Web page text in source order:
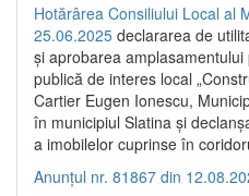
Hotărârea Consiliului Local al
25.06.2025 declararea de
și aprobarea
publică de interes local
Cartier Eugen Ionescu,
în municipiul Slatina și
a imobilelor cuprinse în
Anunțul nr. 81867 din